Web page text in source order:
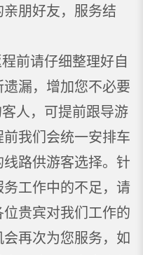
朋好友，服务结
前请仔细整理好自
漏，增加您不必要
人，可提前跟导游
我们会统一安排车
路供游客选择。针
工作中的不足，请
贵宾对我们工作的
再次为您服务，如